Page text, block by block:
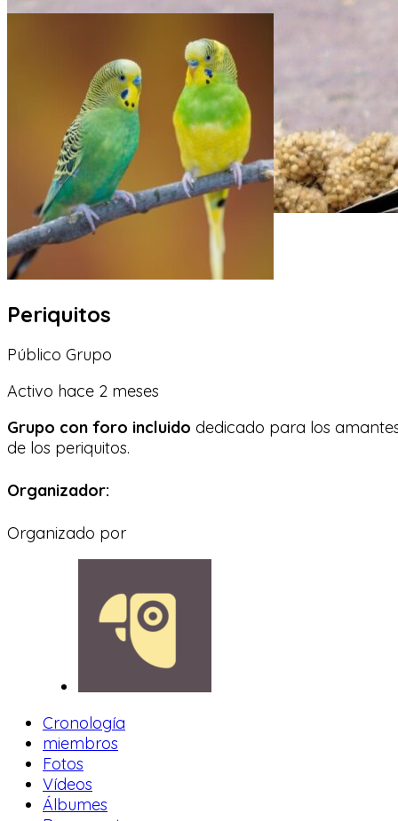
Periquitos
Público Grupo
Activo hace 2 meses
Grupo con foro incluido dedicado para los
de los periquitos.
Organizador:
Organizado por
Cronología
miembros
Fotos
Vídeos
Álbumes